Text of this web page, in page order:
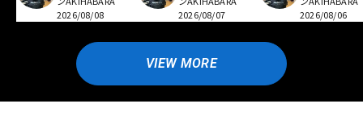
2026/08/08
2026/08/07
2026/08/06
VIEW MORE